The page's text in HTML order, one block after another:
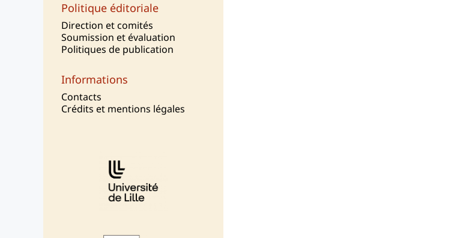
Politique éditoriale
Direction et comités
Soumission et évaluation
Politiques de publication
Informations
Contacts
Crédits et mentions légales